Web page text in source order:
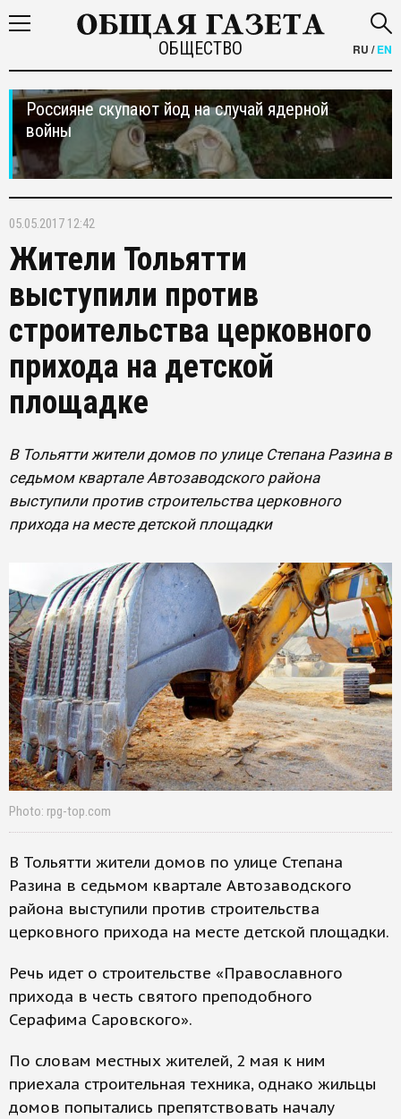
ОБЩЕСТВО RU /EN
Россияне скупают йод на случай ядерной
войны
05.05.2017 12:42
Жители Тольятти
выступили против
строительства церковного
прихода на детской
площадке
В Тольятти жители домов по улице Степана Разина в
седьмом квартале Автозаводского района
выступили против строительства церковного
прихода на месте детской площадки
Photo: rpg-top.com
В Тольятти жители домов по улице Степана
Разина в седьмом квартале Автозаводского
района выступили против строительства
церковного прихода на месте детской площадки.
Речь идет о строительстве «Православного
прихода в честь святого преподобного
Серафима Саровского».
По словам местных жителей, 2 мая к ним
приехала строительная техника, однако жильцы
домов попытались препятствовать началу